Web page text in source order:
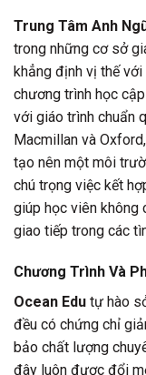
Trung Tâm Anh
trong những cơ sở
khẳng định vị thế
chương trình học
với giáo trình chuẩn
Macmillan và
tạo nên một môi
chú trọng việc kết
giúp học viên không
giao tiếp trong các
Chương Trình Và
Ocean Edu tự hào
đều có chứng chỉ
bảo chất lượng
đây luôn được đổi